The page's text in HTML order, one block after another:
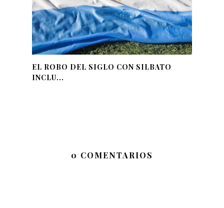
EL ROBO DEL SIGLO CON SILBATO
INCLU...
0 COMENTARIOS